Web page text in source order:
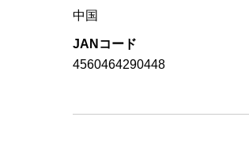
中国
JANコード
4560464290448